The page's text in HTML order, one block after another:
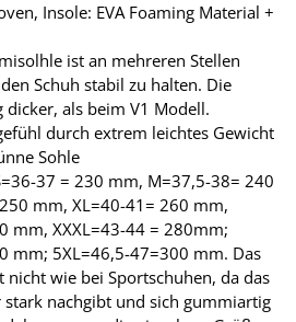
Insole: EVA Foaming Material +
ist an mehreren Stellen
Schuh stabil zu halten. Die
dicker, als beim V1 Modell.
durch extrem leichtes Gewicht
Sohle
37 = 230 mm, M=37,5-38= 240
mm, XL=40-41= 260 mm,
mm, XXXL=43-44 = 280mm;
mm; 5XL=46,5-47=300 mm. Das
nicht wie bei Sportschuhen, da das
nachgibt und sich gummiartig